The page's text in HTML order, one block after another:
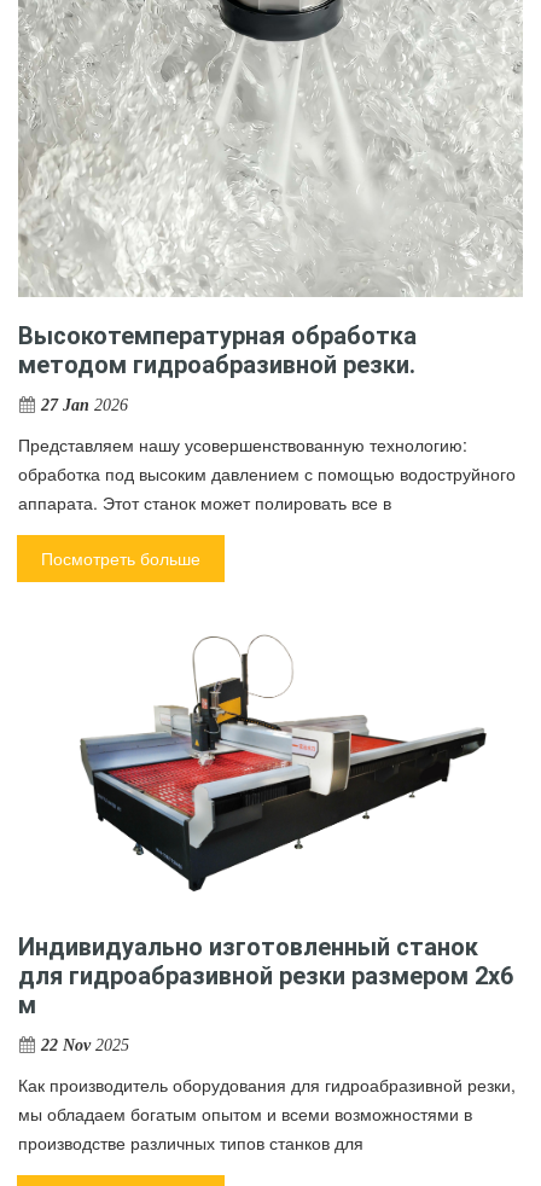
Высокотемпературная обработка
методом гидроабразивной резки.
27 Jan 2026
Представляем нашу усовершенствованную технологию:
обработка под высоким давлением с помощью водоструйного
аппарата. Этот станок может полировать все в
Посмотреть больше
Индивидуально изготовленный станок
для гидроабразивной резки размером 2х6
м
22 Nov 2025
Как производитель оборудования для гидроабразивной резки,
мы обладаем богатым опытом и всеми возможностями в
производстве различных типов станков для